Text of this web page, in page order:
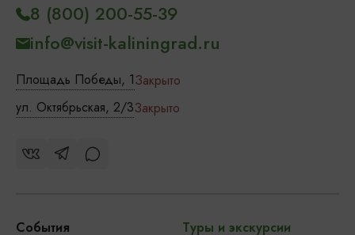
Площадь Победы, 1Закрыто
ул. Октябрьская, 2/3Закрыто
8 (800) 200-55-39
info@visit-kaliningrad.ru
События
Туры и экскурсии